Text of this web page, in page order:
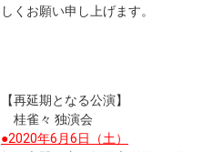
しくお願い申し上げます。
【再延期となる公演】
桂雀々 独演会
●2020年6月6日（土）